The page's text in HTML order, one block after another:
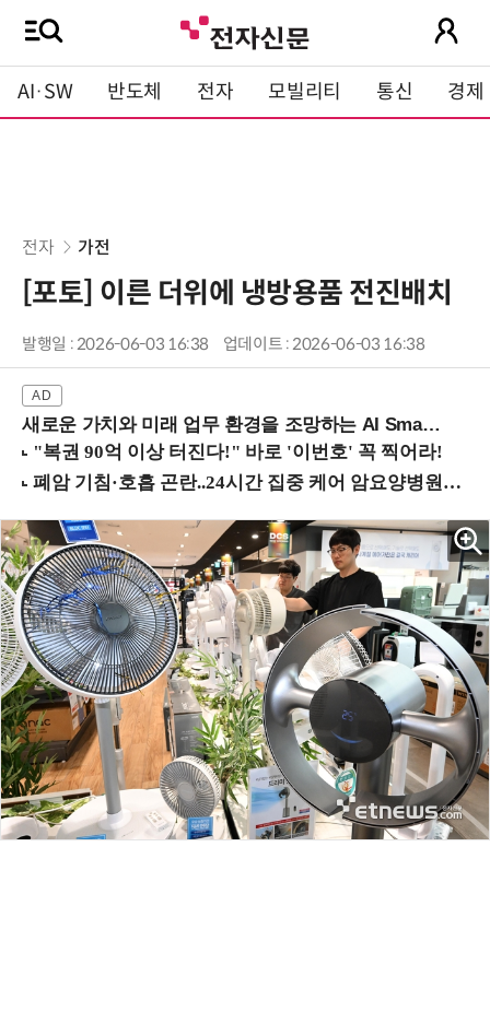
AI·SW 반도체 전자 모빌리티 통신 경제
전자 가전
[포토] 이른 더위에 냉방용품 전진배치
발행일 : 2026-06-03 16:38 업데이트 : 2026-06-03 16:38
새로운 가치와 미래 업무 환경을 조망하는 AI Smart Work Summit 2026 (9/11 코엑스)